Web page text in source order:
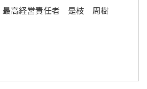
高経営責任者 是枝 周樹